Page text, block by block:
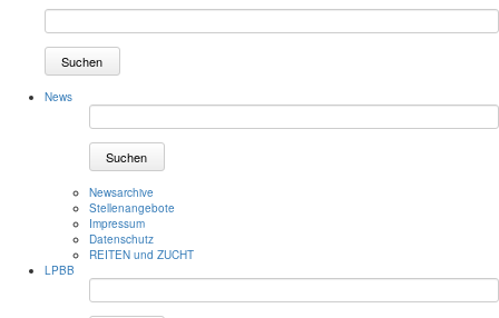
Suchen
News
Suchen
Newsarchive
Stellenangebote
Impressum
Datenschutz
REITEN und ZUCHT
LPBB